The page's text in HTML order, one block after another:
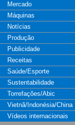
Mercado
Máquinas
Notícias
Produção
Publicidade
Receitas
Saúde/Esporte
Sustentabilidade
Torrefações/Abic
Vietnã/Indonésia/China
Vídeos internacionais